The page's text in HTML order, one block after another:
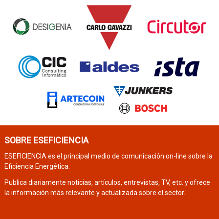
SOBRE ESEFICIENCIA
ESEFICIENCIA es el principal medio de comunicación on-line sobre la
Eficiencia Energética.
Publica diariamente noticias, artículos, entrevistas, TV, etc. y ofrece
la información más relevante y actualizada sobre el sector.